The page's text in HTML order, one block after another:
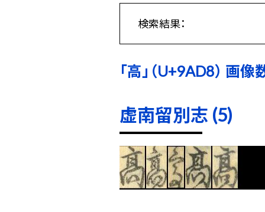
検索結果：
「高」（U+9AD8） 画
虚南留別志 (5)